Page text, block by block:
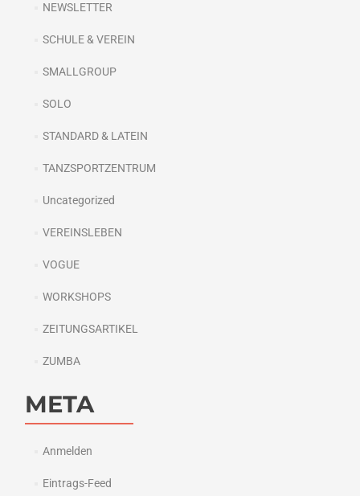
NEWSLETTER
SCHULE & VEREIN
SMALLGROUP
SOLO
STANDARD & LATEIN
TANZSPORTZENTRUM
Uncategorized
VEREINSLEBEN
VOGUE
WORKSHOPS
ZEITUNGSARTIKEL
ZUMBA
META
Anmelden
Eintrags-Feed